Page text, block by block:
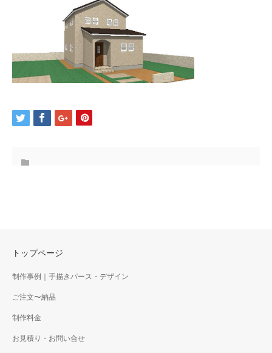
トップページ
制作事例｜手描きパース・デザイン
ご注文〜納品
制作料金
お見積り・お問い合せ